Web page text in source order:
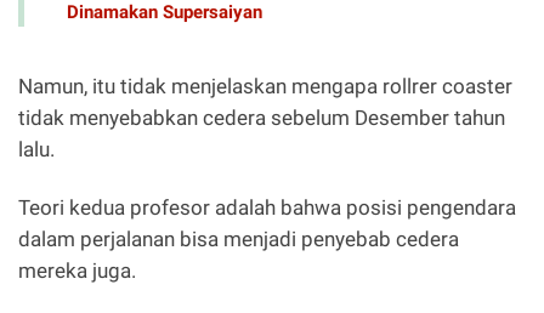
Dinamakan Supersaiyan
Namun, itu tidak menjelaskan mengapa rollrer coaster
tidak menyebabkan cedera sebelum Desember tahun
lalu.
Teori kedua profesor adalah bahwa posisi pengendara
dalam perjalanan bisa menjadi penyebab cedera
mereka juga.